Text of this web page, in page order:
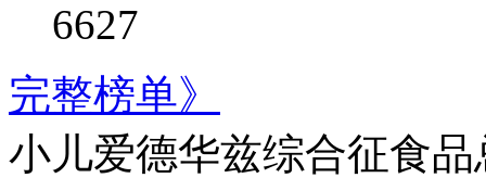
6627
完整榜单》
小儿爱德华兹综合征食